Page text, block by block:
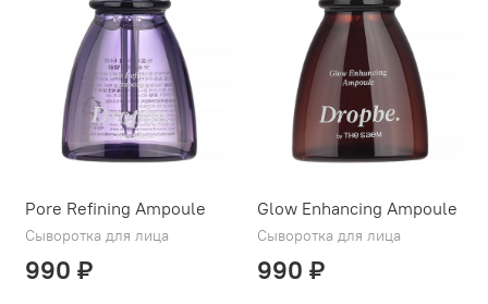
Pore Refining Ampoule
Сыворотка для лица
990 ₽
Glow Enhancing Ampoule
Сыворотка для лица
990 ₽